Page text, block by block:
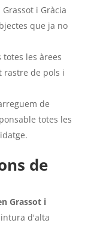
i Gràcia
que ja no
les àrees
rastre de pols i
de
totes les
de
Grassot i
d'alta